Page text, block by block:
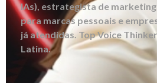
IAs), estrategista de
para marcas pessoais e
já atendidas. Top Voice
Latina.